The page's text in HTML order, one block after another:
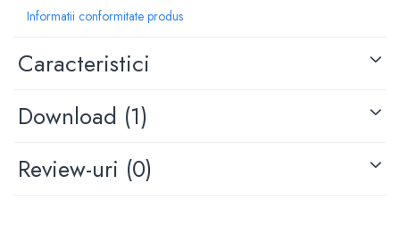
Tip maner: plin
Latime: 120 mm
Informatii conformitate produs
Caracteristici
Download (1)
Review-uri (0)